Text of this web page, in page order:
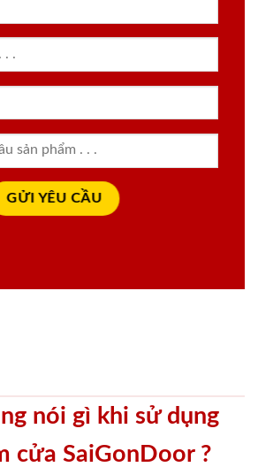
nói gì khi sử dụng
cửa SaiGonDoor ?